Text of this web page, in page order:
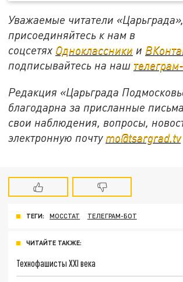
Уважаемые читатели «Царьграда»,
присоединяйтесь к нам в
соцсетях Одноклассники и
подписывайтесь на наш
Редакция «Царьграда
благодарна за присланные
свои наблюдения, вопросы,
электронную почту mo@tsargrad.tv
ТЕГИ: МОССТАТ ТЕЛЕГРАМ-БОТ
ЧИТАЙТЕ ТАКЖЕ:
Технофашисты XXI века